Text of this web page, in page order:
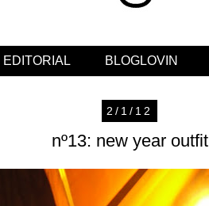
EDITORIAL BLOGLOVIN
2/1/12
nº13: new year outfit